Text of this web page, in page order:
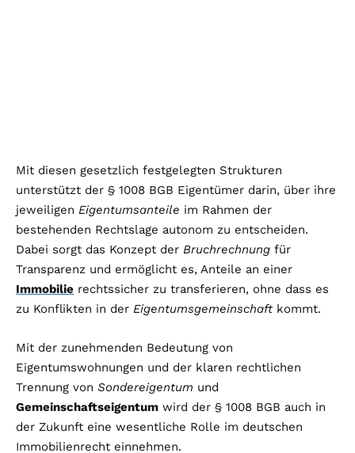
Mit diesen gesetzlich festgelegten Strukturen
unterstützt der § 1008 BGB Eigentümer darin, über ihre
jeweiligen Eigentumsanteile im Rahmen der
bestehenden Rechtslage autonom zu entscheiden.
Dabei sorgt das Konzept der Bruchrechnung für
Transparenz und ermöglicht es, Anteile an einer
Immobilie rechtssicher zu transferieren, ohne dass es
zu Konflikten in der Eigentumsgemeinschaft kommt.
Mit der zunehmenden Bedeutung von
Eigentumswohnungen und der klaren rechtlichen
Trennung von Sondereigentum und
Gemeinschaftseigentum wird der § 1008 BGB auch in
der Zukunft eine wesentliche Rolle im deutschen
Immobilienrecht einnehmen.